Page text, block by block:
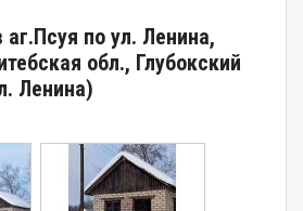
аг.Псуя по ул. Ленина,
обл., Глубокский
Ленина)